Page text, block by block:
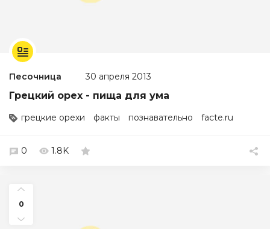
Песочница 30 апреля 2013
Грецкий орех - пища для ума
грецкие орехи факты познавательно facte.ru
0 1.8K
0